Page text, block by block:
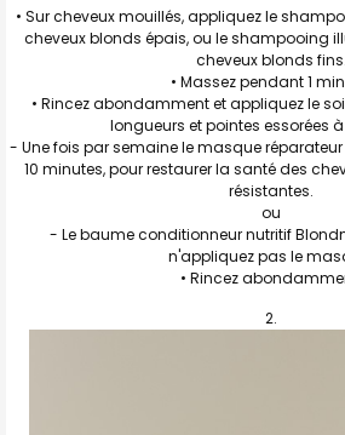
• Sur cheveux mouillés, appliquez le
cheveux blonds épais, ou leshampooing
cheveux blonds fins.
• Massez pendant 1
• Rincez abondamment et appliquez le
longueurs et pointes essorées
- Une fois par semaine lemasque réparateur
10 minutes, pour restaurer la santé des
résistantes.
ou
- Lebaume conditionneur nutritif
n'appliquez pas le
• Rincez